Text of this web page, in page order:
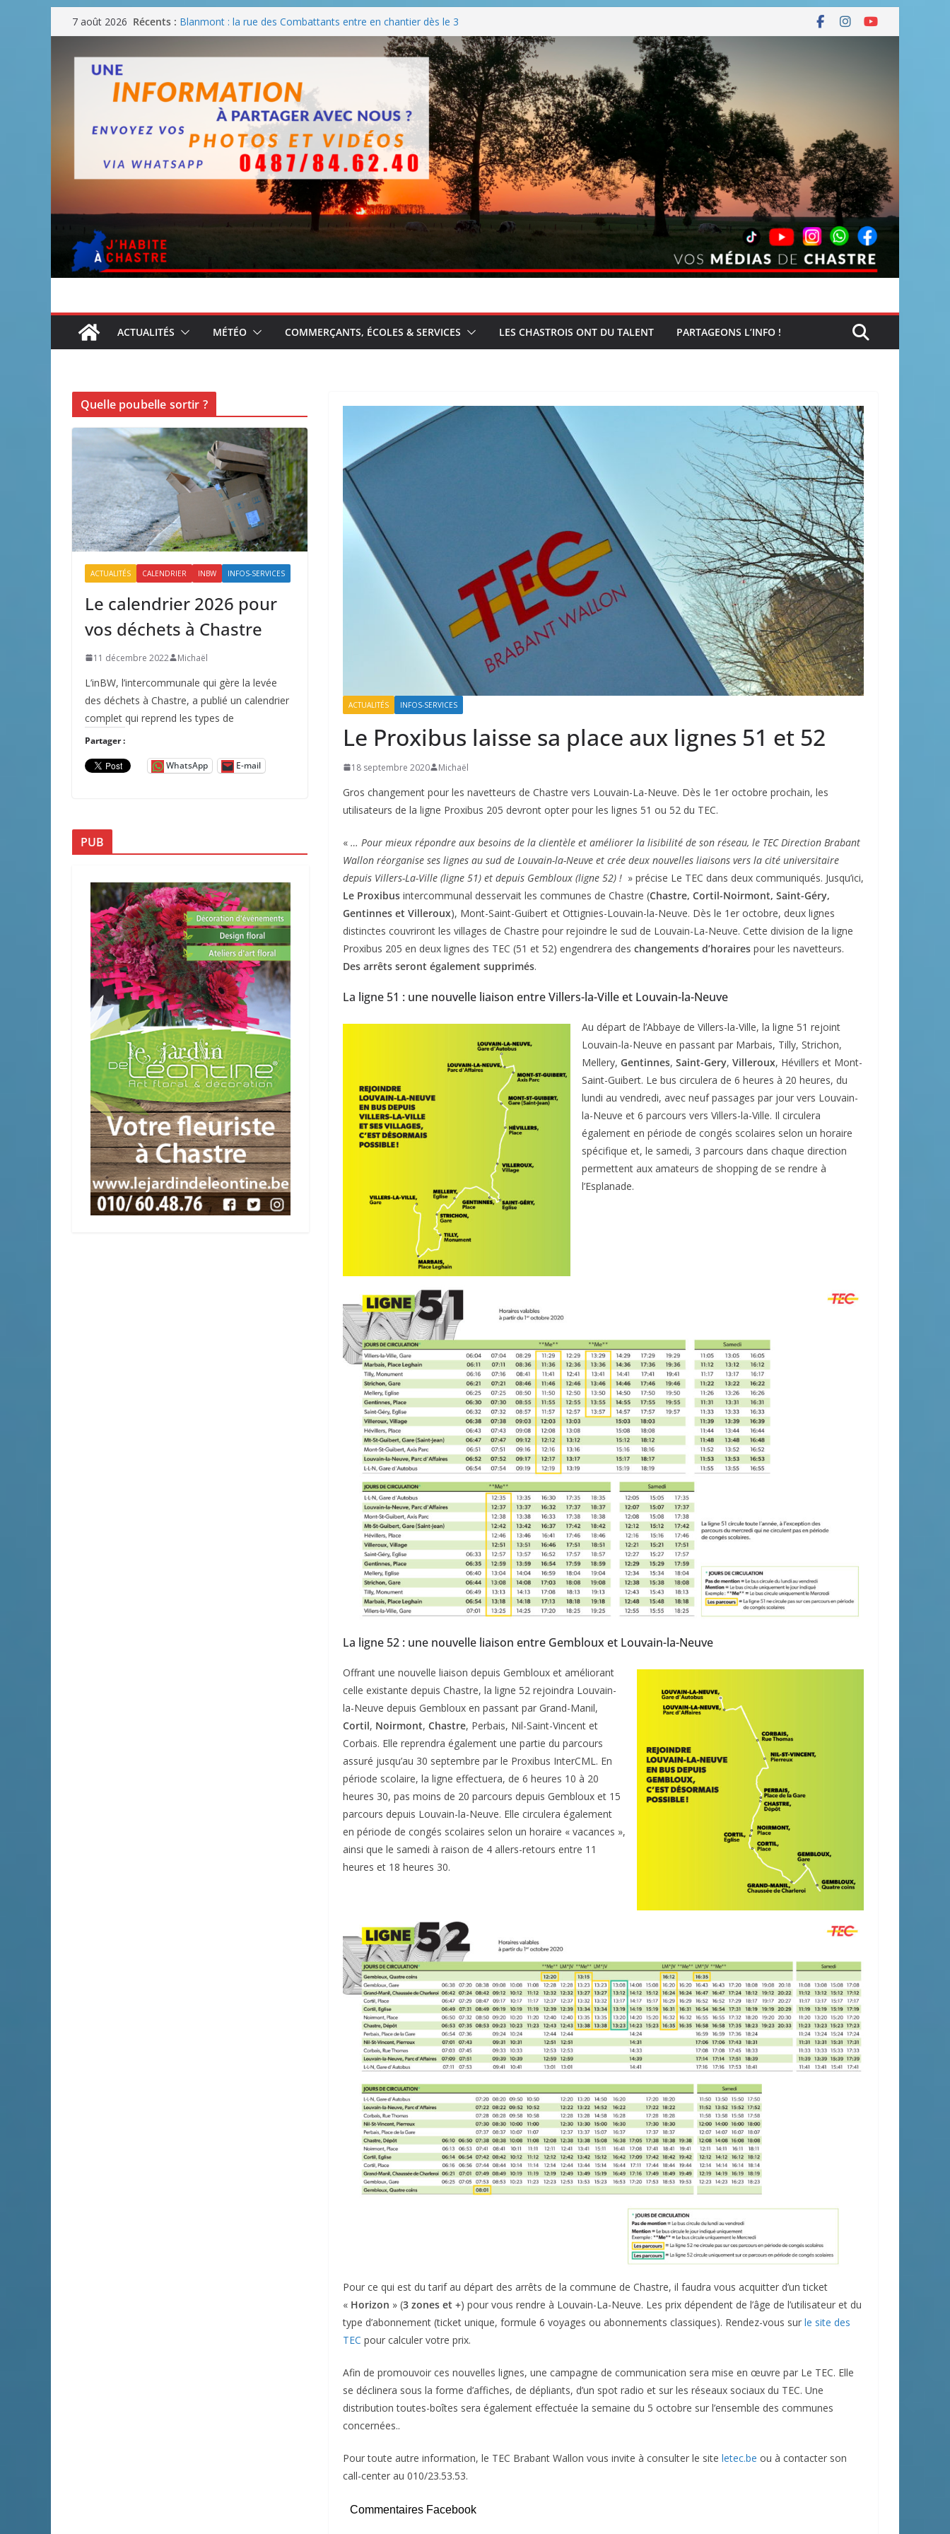
Passer
au
contenu
7 août 2026 Récents : Blanmont : la rue des Combattants entre en chantier dès le 3
août
Une fête nationale sans drache
ACTUALITÉS MÉTÉO COMMERÇANTS, ÉCOLES & SERVICES LES CHASTROIS ONT DU TALENT PARTAGEONS L’INFO !
ACTUALITÉS INFOS-SERVICES
Le Proxibus laisse sa place aux lignes 51 et 52
18 septembre 2020 Michaël
Gros changement pour les navetteurs de Chastre vers Louvain-La-Neuve. Dès le 1er octobre prochain, les
utilisateurs de la ligne Proxibus 205 devront opter pour les lignes 51 ou 52 du TEC.
« … Pour mieux répondre aux besoins de la clientèle et améliorer la lisibilité de son réseau, le TEC Direction Brabant
Wallon réorganise ses lignes au sud de Louvain-la-Neuve et crée deux nouvelles liaisons vers la cité universitaire
depuis Villers-La-Ville (ligne 51) et depuis Gembloux (ligne 52) ! » précise Le TEC dans deux communiqués. Jusqu’ici,
Le Proxibus intercommunal desservait les communes de Chastre (Chastre, Cortil-Noirmont, Saint-Géry,
Gentinnes et Villeroux), Mont-Saint-Guibert et Ottignies-Louvain-la-Neuve. Dès le 1er octobre, deux lignes
distinctes couvriront les villages de Chastre pour rejoindre le sud de Louvain-La-Neuve. Cette division de la ligne
Proxibus 205 en deux lignes des TEC (51 et 52) engendrera des changements d’horaires pour les navetteurs.
Des arrêts seront également supprimés.
La ligne 51 : une nouvelle liaison entre Villers-la-Ville et Louvain-la-Neuve
Au départ de l’Abbaye de Villers-la-Ville, la ligne 51 rejoint
Louvain-la-Neuve en passant par Marbais, Tilly, Strichon,
Mellery, Gentinnes, Saint-Gery, Villeroux, Hévillers et Mont-
Saint-Guibert. Le bus circulera de 6 heures à 20 heures, du
lundi au vendredi, avec neuf passages par jour vers Louvain-
la-Neuve et 6 parcours vers Villers-la-Ville. Il circulera
également en période de congés scolaires selon un horaire
spécifique et, le samedi, 3 parcours dans chaque direction
permettent aux amateurs de shopping de se rendre à
l’Esplanade.
La ligne 52 : une nouvelle liaison entre Gembloux et Louvain-la-Neuve
Offrant une nouvelle liaison depuis Gembloux et améliorant
celle existante depuis Chastre, la ligne 52 rejoindra Louvain-
la-Neuve depuis Gembloux en passant par Grand-Manil,
Cortil, Noirmont, Chastre, Perbais, Nil-Saint-Vincent et
Corbais. Elle reprendra également une partie du parcours
assuré jusqu’au 30 septembre par le Proxibus InterCML. En
période scolaire, la ligne effectuera, de 6 heures 10 à 20
heures 30, pas moins de 20 parcours depuis Gembloux et 15
parcours depuis Louvain-la-Neuve. Elle circulera également
en période de congés scolaires selon un horaire « vacances »,
ainsi que le samedi à raison de 4 allers-retours entre 11
heures et 18 heures 30.
Pour ce qui est du tarif au départ des arrêts de la commune de Chastre, il faudra vous acquitter d’un ticket
« Horizon » (3 zones et +) pour vous rendre à Louvain-La-Neuve. Les prix dépendent de l’âge de l’utilisateur et du
type d’abonnement (ticket unique, formule 6 voyages ou abonnements classiques). Rendez-vous sur le site des
TEC pour calculer votre prix.
Afin de promouvoir ces nouvelles lignes, une campagne de communication sera mise en œuvre par Le TEC. Elle
se déclinera sous la forme d’affiches, de dépliants, d’un spot radio et sur les réseaux sociaux du TEC. Une
distribution toutes-boîtes sera également effectuée la semaine du 5 octobre sur l’ensemble des communes
concernées..
Pour toute autre information, le TEC Brabant Wallon vous invite à consulter le site letec.be ou à contacter son
call-center au 010/23.53.53.
Commentaires Facebook
Quelle poubelle sortir ?
ACTUALITÉS CALENDRIER INBW INFOS-SERVICES
Le calendrier 2026 pour
vos déchets à Chastre
11 décembre 2022 Michaël
L’inBW, l’intercommunale qui gère la levée
des déchets à Chastre, a publié un calendrier
complet qui reprend les types de
Partager :
WhatsApp E-mail
PUB